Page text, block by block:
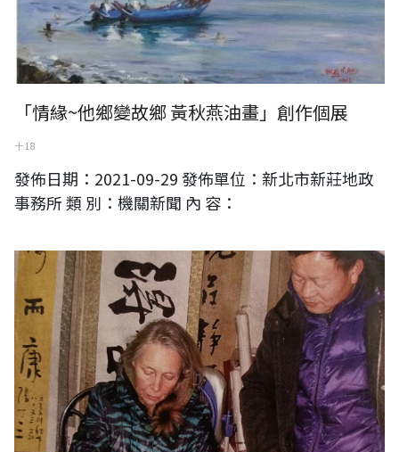
「情緣~他鄉變故鄉 黃秋燕油畫」創作個展
十 18
發佈日期：2021-09-29 發佈單位：新北市新莊地政
事務所 類 別：機關新聞 內 容：
2013年法國學者參訪洛陽之河洛古齋，與牛一夫老師學習書法。